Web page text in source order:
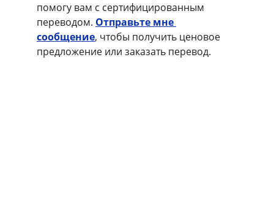
помогу вам с сертифицированным
переводом. Отправьте мне
сообщение, чтобы получить ценовое
предложение или заказать перевод.